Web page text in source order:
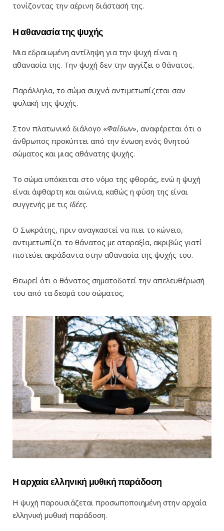
τονίζοντας την αέρινη διάστασή της.
Η αθανασία της ψυχής
Μια εδραιωμένη αντίληψη για την ψυχή είναι η
αθανασία της. Την ψυχή δεν την αγγίζει ο θάνατος.
Παράλληλα, το σώμα συχνά αντιμετωπίζεται σαν
φυλακή της ψυχής.
Στον πλατωνικό διάλογο «Φαίδων», αναφέρεται ότι ο
άνθρωπος προκύπτει από την ένωση ενός θνητού
σώματος και μιας αθάνατης ψυχής.
Το σώμα υπόκειται στο νόμο της φθοράς, ενώ η ψυχή
είναι άφθαρτη και αιώνια, καθώς η φύση της είναι
συγγενής με τις Iδέες.
Ο Σωκράτης, πριν αναγκαστεί να πιει το κώνειο,
αντιμετωπίζει το θάνατος με αταραξία, ακριβώς γιατί
πιστεύει ακράδαντα στην αθανασία της ψυχής του.
Θεωρεί ότι ο θάνατος σηματοδοτεί την απελευθέρωσή
του από τα δεσμά του σώματος.
Η αρχαία ελληνική μυθική παράδοση
Η ψυχή παρουσιάζεται προσωποποιημένη στην αρχαία
ελληνική μυθική παράδοση.